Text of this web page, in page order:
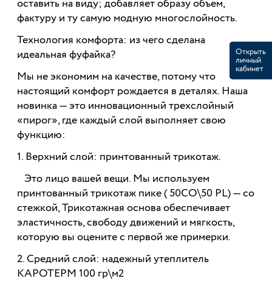
оставить на виду; добавляет образу объем,
фактуру и ту самую модную многослойность.
Технология комфорта: из чего сделана
идеальная фуфайка?
Мы не экономим на качестве, потому что
настоящий комфорт рождается в деталях. Наша
новинка — это инновационный трехслойный
«пирог», где каждый слой выполняет свою
функцию:
1. Верхний слой: принтованный трикотаж.
Это лицо вашей вещи. Мы используем
принтованный трикотаж пике ( 50СО\50 PL) — со
стежкой, Трикотажная основа обеспечивает
эластичность, свободу движений и мягкость,
которую вы оцените с первой же примерки.
2. Средний слой: надежный утеплитель
КАРОТЕРМ 100 гр\м2
Открыть
личный
кабинет